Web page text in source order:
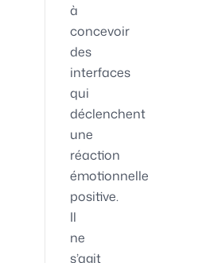
à
concevoir
des
interfaces
qui
déclenchent
une
réaction
émotionnelle
positive.
Il
ne
s’agit